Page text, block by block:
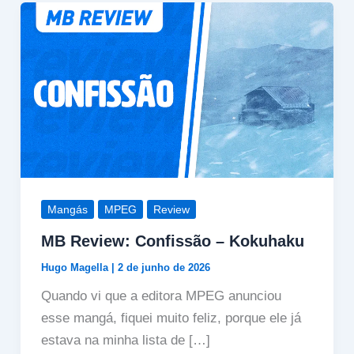
Mangás MPEG Review
MB Review: Confissão – Kokuhaku
Hugo Magella 2 de junho de 2026
Quando vi que a editora MPEG anunciou
esse mangá, fiquei muito feliz, porque ele já
estava na minha lista de […]